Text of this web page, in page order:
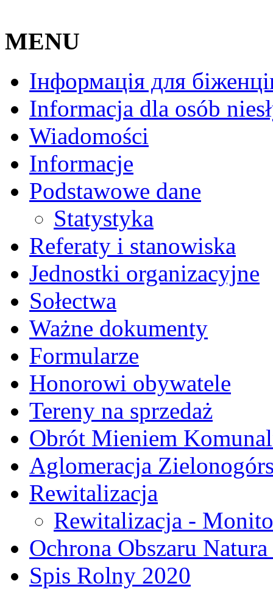
MENU
Інформація для
Informacja dla osób
Wiadomości
Informacje
Podstawowe dane
Statystyka
Referaty i stanowiska
Jednostki organizacyjne
Sołectwa
Ważne dokumenty
Formularze
Honorowi obywatele
Tereny na sprzedaż
Obrót Mieniem
Aglomeracja
Rewitalizacja
Rewitalizacja -
Ochrona Obszaru
Spis Rolny 2020